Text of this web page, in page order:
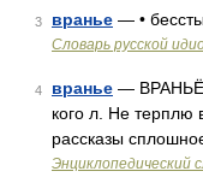
3 вранье — •
Словарь русской
4 вранье — ВРАНЬЁ
кого л. Не терплю
рассказы
Энциклопедический